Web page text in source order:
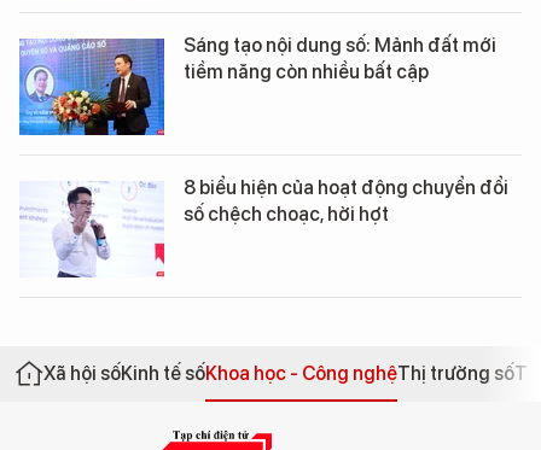
Sáng tạo nội dung số: Mảnh đất mới
tiềm năng còn nhiều bất cập
8 biểu hiện của hoạt động chuyển đổi
số chệch choạc, hời hợt
Xã hội sốKinh tế sốKhoa học - Công nghệThị trường số